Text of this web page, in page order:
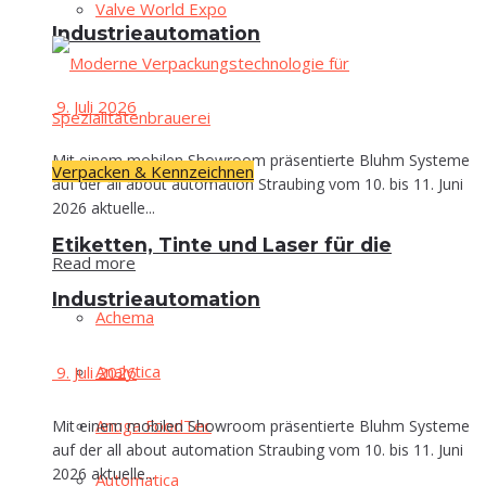
Industrieautomation
9. Juli 2026
Mit einem mobilen Showroom präsentierte Bluhm Systeme
auf der all about automation Straubing vom 10. bis 11. Juni
2026 aktuelle...
Read more
Ache­ma
Ana­ly­ti­ca
Anu­ga FoodTec
Auto­ma­ti­ca
Val­ve World Expo
Verpacken & Kennzeichnen
Eti­ket­ten, Tin­te und Laser für die
Industrieautomation
9. Juli 2026
Mit einem mobilen Showroom präsentierte Bluhm Systeme
auf der all about automation Straubing vom 10. bis 11. Juni
2026 aktuelle...